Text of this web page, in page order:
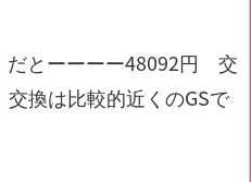
だとーーーー48092円 交
換は比較的近くのGSで